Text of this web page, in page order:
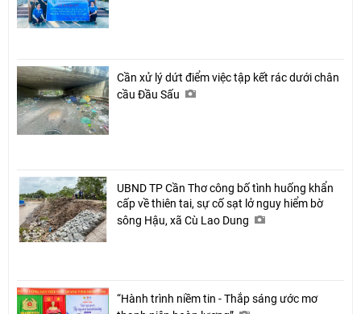
Cần xử lý dứt điểm việc tập kết rác dưới chân
cầu Đầu Sấu
UBND TP Cần Thơ công bố tình huống khẩn
cấp về thiên tai, sự cố sạt lở nguy hiểm bờ
sông Hậu, xã Cù Lao Dung
“Hành trình niềm tin - Thắp sáng ước mơ